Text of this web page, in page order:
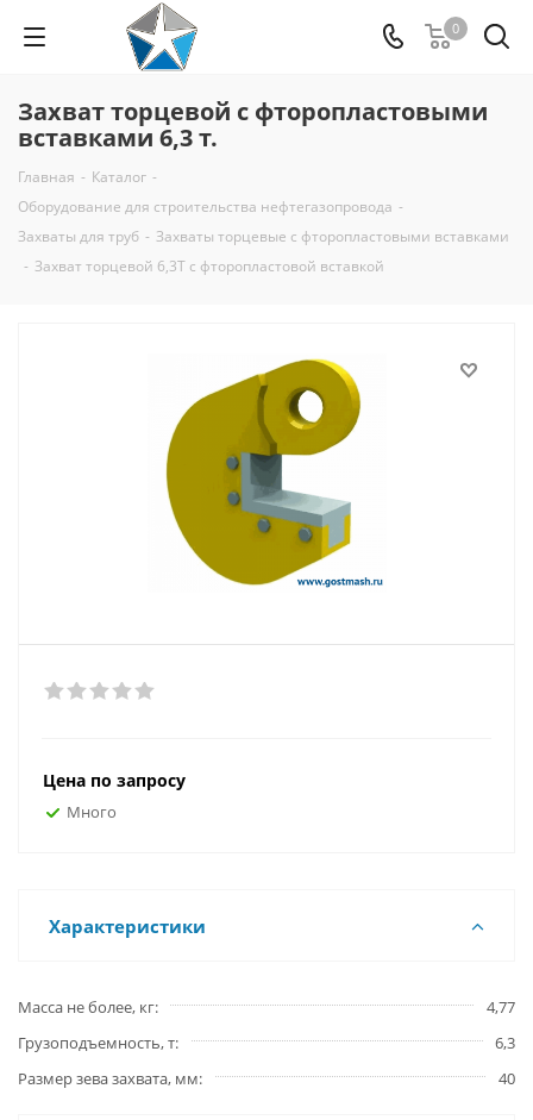
0
Захват торцевой с фторопластовыми
вставками 6,3 т.
Главная - Каталог -
Оборудование для строительства нефтегазопровода -
Захваты для труб - Захваты торцевые с фторопластовыми вставками
- Захват торцевой 6,3Т с фторопластовой вставкой
Цена по запросу
Много
Характеристики
Масса не более, кг
4,77
Грузоподъемность, т
6,3
Размер зева захвата, мм
40